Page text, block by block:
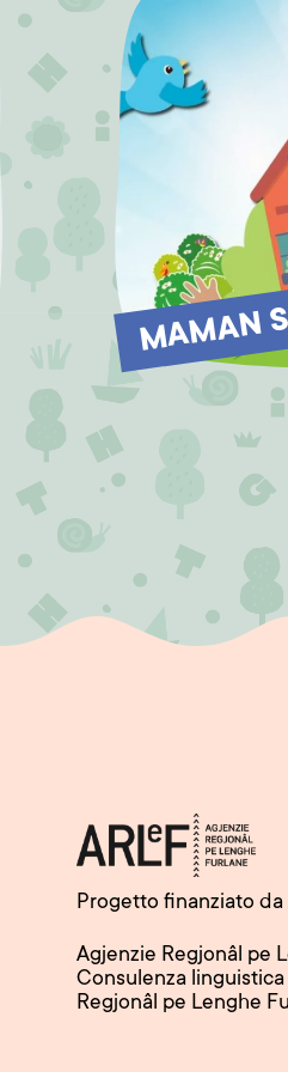
MAMAN
Progetto finanziato da
Agjenzie Regjonâl pe
Consulenza
Regjonâl pe Lenghe